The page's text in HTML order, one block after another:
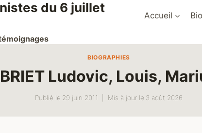
du 6 juillet
Accueil
BIOGRAPHIES
BRIET Ludovic, Louis,
Publié le 29 juin 2011 Mis à jour le 3 août 2026